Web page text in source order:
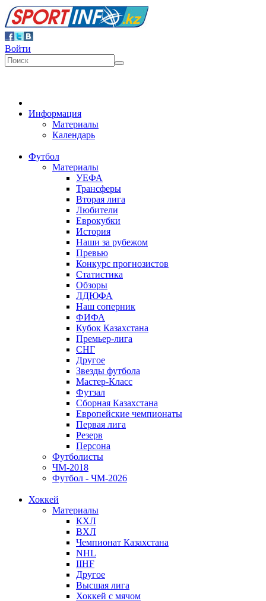
Войти
Информация
Материалы
Календарь
Футбол
Материалы
УЕФА
Трансферы
Вторая лига
Любители
Еврокубки
История
Наши за рубежом
Превью
Конкурс прогнозистов
Статистика
Обзоры
ЛДЮФА
Наш соперник
ФИФА
Кубок Казахстана
Премьер-лига
СНГ
Другое
Звезды футбола
Мастер-Класс
Футзал
Сборная Казахстана
Европейские чемпионаты
Первая лига
Резерв
Персона
Футболисты
ЧМ-2018
Футбол - ЧМ-2026
Хоккей
Материалы
КХЛ
ВХЛ
Чемпионат Казахстана
NHL
IIHF
Другое
Высшая лига
Хоккей с мячом